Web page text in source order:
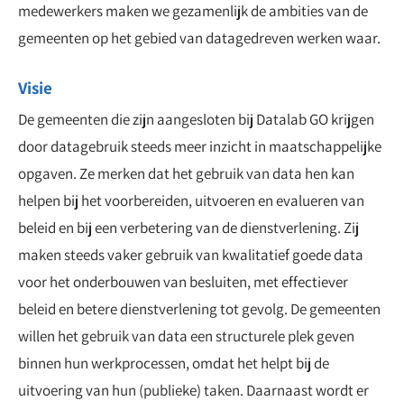
medewerkers maken we gezamenlijk de ambities van de
gemeenten op het gebied van datagedreven werken waar.
Visie
De gemeenten die zijn aangesloten bij Datalab GO krijgen
door datagebruik steeds meer inzicht in maatschappelijke
opgaven. Ze merken dat het gebruik van data hen kan
helpen bij het voorbereiden, uitvoeren en evalueren van
beleid en bij een verbetering van de dienstverlening. Zij
maken steeds vaker gebruik van kwalitatief goede data
voor het onderbouwen van besluiten, met effectiever
beleid en betere dienstverlening tot gevolg. De gemeenten
willen het gebruik van data een structurele plek geven
binnen hun werkprocessen, omdat het helpt bij de
uitvoering van hun (publieke) taken. Daarnaast wordt er